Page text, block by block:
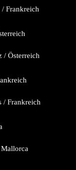
Frankreich
/ Österreich
/ Frankreich